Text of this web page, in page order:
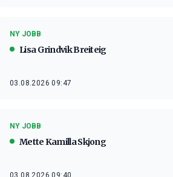
NY JOBB
Lisa Grindvik Breiteig
03.08.2026 09:47
NY JOBB
Mette Kamilla Skjong
03.08.2026 09:40